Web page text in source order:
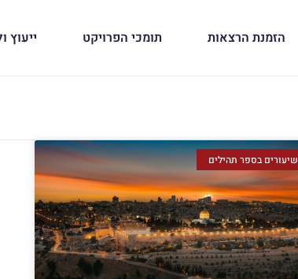
הזמנת הרצאות תומכי הפרויקט ייעוץ
שיעורים בספר תהילים